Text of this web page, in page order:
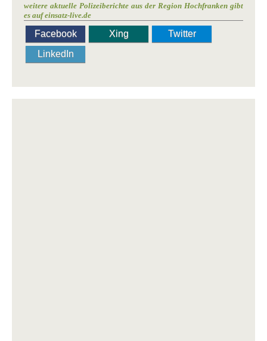
weitere aktuelle Polizeiberichte aus der Region Hochfranken gibt
es auf einsatz-live.de
Facebook Xing
Twitter
LinkedIn